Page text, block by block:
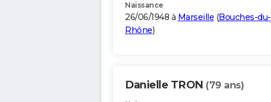
Naissance
26/06/1948 à Marseille (Bouches-du-
Rhône)
Danielle TRON (79 ans)